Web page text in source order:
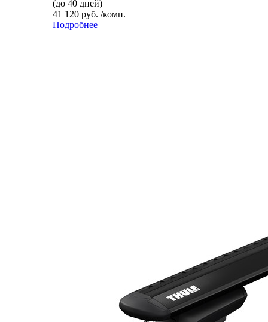
(до 40 дней)
41 120 руб. /комп.
Подробнее